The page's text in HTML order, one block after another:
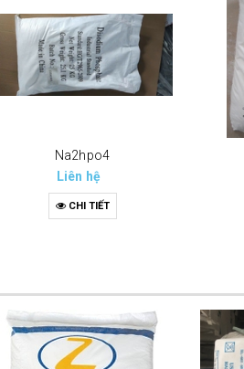
Na2hpo4
Liên hệ
CHI TIẾT